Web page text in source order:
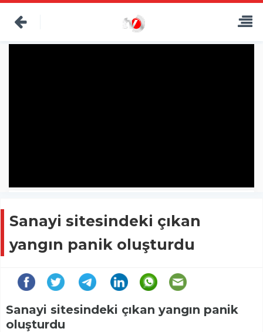
Sanayi sitesindeki çıkan
yangın panik oluşturdu
Sanayi sitesindeki çıkan yangın panik
oluşturdu